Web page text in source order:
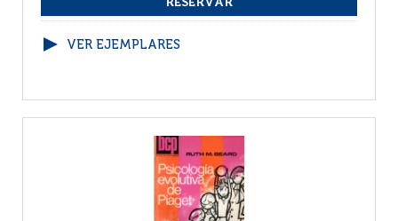
VER EJEMPLARES